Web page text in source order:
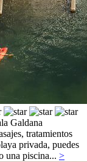
Galdana
tratamientos
privada, puedes
una piscina... >